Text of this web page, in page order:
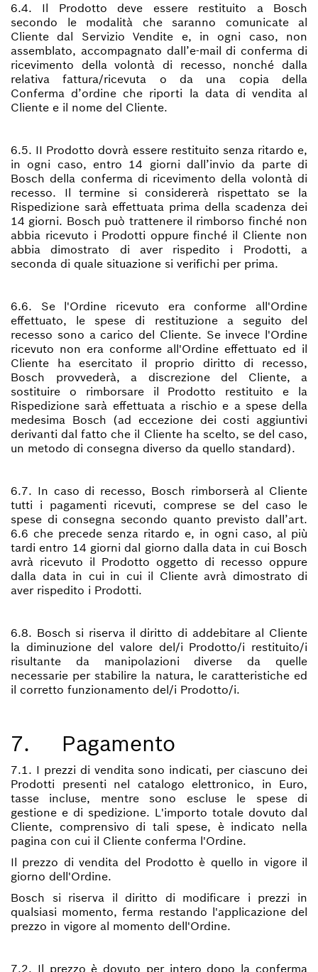
6.4. Il Prodotto deve essere restituito a Bosch
secondo le modalità che saranno comunicate al
Cliente dal Servizio Vendite e, in ogni caso, non
assemblato, accompagnato dall’e-mail di conferma di
ricevimento della volontà di recesso, nonché dalla
relativa fattura/ricevuta o da una copia della
Conferma d’ordine che riporti la data di vendita al
Cliente e il nome del Cliente.
6.5. II Prodotto dovrà essere restituito senza ritardo e,
in ogni caso, entro 14 giorni dall’invio da parte di
Bosch della conferma di ricevimento della volontà di
recesso. Il termine si considererà rispettato se la
Rispedizione sarà effettuata prima della scadenza dei
14 giorni. Bosch può trattenere il rimborso finché non
abbia ricevuto i Prodotti oppure finché il Cliente non
abbia dimostrato di aver rispedito i Prodotti, a
seconda di quale situazione si verifichi per prima.
6.6. Se l'Ordine ricevuto era conforme all'Ordine
effettuato, le spese di restituzione a seguito del
recesso sono a carico del Cliente. Se invece l'Ordine
ricevuto non era conforme all'Ordine effettuato ed il
Cliente ha esercitato il proprio diritto di recesso,
Bosch provvederà, a discrezione del Cliente, a
sostituire o rimborsare il Prodotto restituito e la
Rispedizione sarà effettuata a rischio e a spese della
medesima Bosch (ad eccezione dei costi aggiuntivi
derivanti dal fatto che il Cliente ha scelto, se del caso,
un metodo di consegna diverso da quello standard).
6.7. In caso di recesso, Bosch rimborserà al Cliente
tutti i pagamenti ricevuti, comprese se del caso le
spese di consegna secondo quanto previsto dall’art.
6.6 che precede senza ritardo e, in ogni caso, al più
tardi entro 14 giorni dal giorno dalla data in cui Bosch
avrà ricevuto il Prodotto oggetto di recesso oppure
dalla data in cui in cui il Cliente avrà dimostrato di
aver rispedito i Prodotti.
6.8. Bosch si riserva il diritto di addebitare al Cliente
la diminuzione del valore del/i Prodotto/i restituito/i
risultante da manipolazioni diverse da quelle
necessarie per stabilire la natura, le caratteristiche ed
il corretto funzionamento del/i Prodotto/i.
7. Pagamento
7.1. I prezzi di vendita sono indicati, per ciascuno dei
Prodotti presenti nel catalogo elettronico, in Euro,
tasse incluse, mentre sono escluse le spese di
gestione e di spedizione. L'importo totale dovuto dal
Cliente, comprensivo di tali spese, è indicato nella
pagina con cui il Cliente conferma l'Ordine.
Il prezzo di vendita del Prodotto è quello in vigore il
giorno dell'Ordine.
Bosch si riserva il diritto di modificare i prezzi in
qualsiasi momento, ferma restando l'applicazione del
prezzo in vigore al momento dell'Ordine.
7.2. Il prezzo è dovuto per intero dopo la conferma